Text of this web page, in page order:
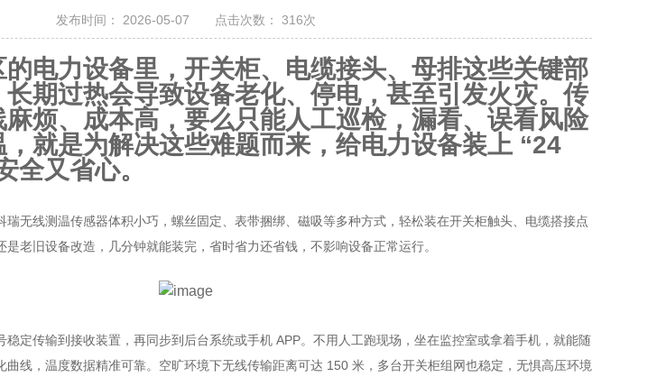
发布时间： 2026-05-07 点击次数： 316次
电力设备里，开关柜、电缆接头、母排这些关键部
长期过热会导致设备老化、停电，甚至引发火灾。传
烦、成本高，要么只能人工巡检，漏看、误看风险
就是为解决这些难题而来，给电力设备装上 “24
全又省心。
瑞无线测温传感器体积小巧 ，螺丝固定、表带捆绑、磁吸等多种方式，轻松装在开关柜触头、电缆搭接点
老旧设备改造，几分钟就能装完， 省时省力还省钱 ，不影响设备正常运行。
定传输到接收装置，再同步到后台系统或手机 APP。 不用人工跑现场 ，坐在监控室或拿着手机，就能随
曲线，温度数据精准可靠。空旷环境下无线传输距离可达 150 米，多台开关柜组网也稳定，无惧高压环境